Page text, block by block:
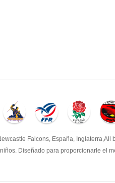
Falcons, España,
Diseñado para proporcionarle el